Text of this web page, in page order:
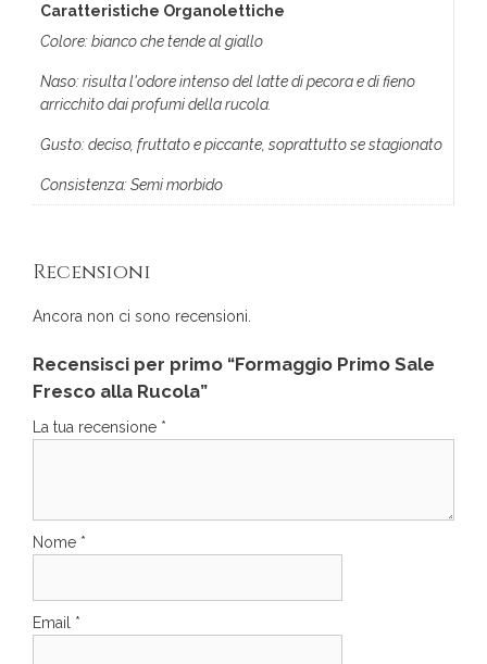
Caratteristiche Organolettiche
Colore: bianco che tende al giallo
Naso: risulta l'odore intenso del latte di pecora e di fieno
arricchito dai profumi della rucola.
Gusto: deciso, fruttato e piccante, soprattutto se stagionato
Consistenza: Semi morbido
Recensioni
Ancora non ci sono recensioni.
Recensisci per primo “Formaggio Primo Sale
Fresco alla Rucola”
La tua recensione *
Nome *
Email *